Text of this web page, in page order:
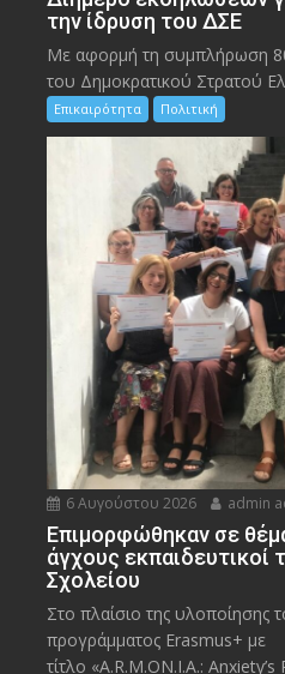
την ίδρυση του ΔΣΕ
Με αφορμή τη συμπλήρωση
του Δημοκρατικού Στρατού
Επικαιρότητα Πολιτική
6 Αυγούστου 2026 admin
Eπιμορφώθηκαν σε
άγχους εκπαιδευτικοί
Σχολείου
Στο πλαίσιο της υλοποίησης
προγράμματος Erasmus+ με
τίτλο «A.R.M.ON.I.A.: